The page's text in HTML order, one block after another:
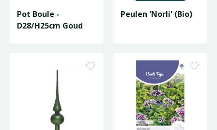
Pot Boule -
D28/H25cm Goud
Peulen 'Norli' (Bio)